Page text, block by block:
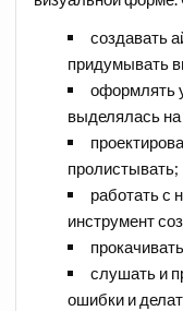
создавать
придумывать
оформлять
выделялась на
пролистывать;
работать с
инструмент
слушать и
ошибки и